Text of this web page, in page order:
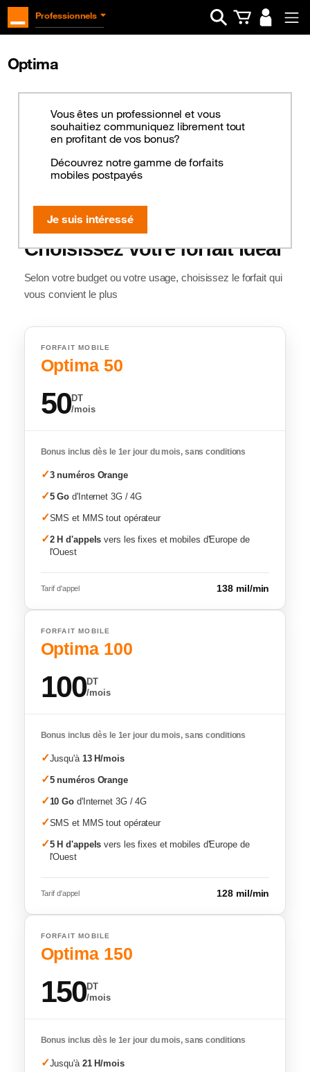
Professionnels Ouvrir la barre
Optima
Vous êtes un professionnel et vous
souhaitiez communiquez librement tout
en profitant de vos bonus?
Découvrez notre gamme de forfaits
mobiles postpayés
Je suis intéressé
Choisissez votre forfait idéal
Selon votre budget ou votre usage, choisissez le forfait qui
vous convient le plus
FORFAIT MOBILE
Optima 50
50DT
/mois
Bonus inclus dès le 1er jour du mois, sans conditions
✓3 numéros Orange
✓5 Go d'Internet 3G / 4G
✓SMS et MMS tout opérateur
✓2 H d'appels vers les fixes et mobiles d'Europe de
l'Ouest
Tarif d'appel 138 mil/min
FORFAIT MOBILE
Optima 100
100DT
/mois
Bonus inclus dès le 1er jour du mois, sans conditions
✓Jusqu'à 13 H/mois
✓5 numéros Orange
✓10 Go d'Internet 3G / 4G
✓SMS et MMS tout opérateur
✓5 H d'appels vers les fixes et mobiles d'Europe de
l'Ouest
Tarif d'appel 128 mil/min
FORFAIT MOBILE
Optima 150
150DT
/mois
Bonus inclus dès le 1er jour du mois, sans conditions
✓Jusqu'à 21 H/mois